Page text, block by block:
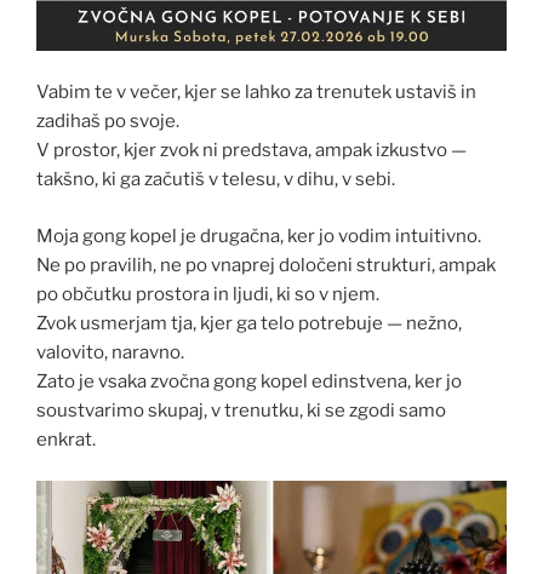
Vabim te v večer, kjer se lahko za trenutek ustaviš in
zadihaš po svoje.
V prostor, kjer zvok ni predstava, ampak izkustvo —
takšno, ki ga začutiš v telesu, v dihu, v sebi.
Moja gong kopel je drugačna, ker jo vodim intuitivno.
Ne po pravilih, ne po vnaprej določeni strukturi, ampak
po občutku prostora in ljudi, ki so v njem.
Zvok usmerjam tja, kjer ga telo potrebuje — nežno,
valovito, naravno.
Zato je vsaka zvočna gong kopel edinstvena, ker jo
soustvarimo skupaj, v trenutku, ki se zgodi samo
enkrat.